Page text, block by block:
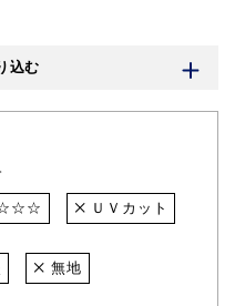
込む
ＵＶカット
無地